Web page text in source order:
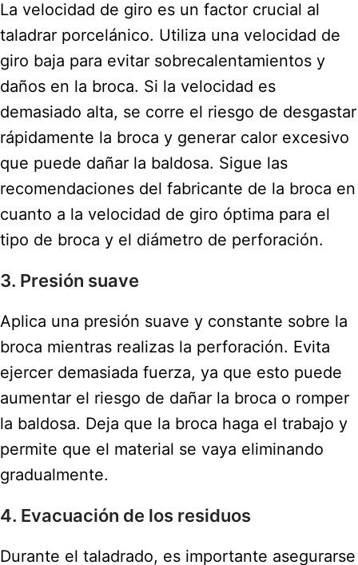
La velocidad de giro es un factor crucial al
taladrar porcelánico. Utiliza una velocidad de
giro baja para evitar sobrecalentamientos y
daños en la broca. Si la velocidad es
demasiado alta, se corre el riesgo de desgastar
rápidamente la broca y generar calor excesivo
que puede dañar la baldosa. Sigue las
recomendaciones del fabricante de la broca en
cuanto a la velocidad de giro óptima para el
tipo de broca y el diámetro de perforación.
3. Presión suave
Aplica una presión suave y constante sobre la
broca mientras realizas la perforación. Evita
ejercer demasiada fuerza, ya que esto puede
aumentar el riesgo de dañar la broca o romper
la baldosa. Deja que la broca haga el trabajo y
permite que el material se vaya eliminando
gradualmente.
4. Evacuación de los residuos
Durante el taladrado, es importante asegurarse